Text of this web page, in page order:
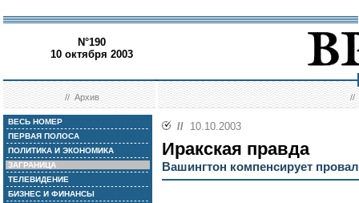
N°190
10 октября 2003
//Архив //
ВЕСЬ НОМЕР
ПЕРВАЯ ПОЛОСА
ПОЛИТИКА И ЭКОНОМИКА
ЗАГРАНИЦА
ТЕЛЕВИДЕНИЕ
БИЗНЕС И ФИНАНСЫ
// 10.10.2003
Иракская правда
Вашингтон компенсирует